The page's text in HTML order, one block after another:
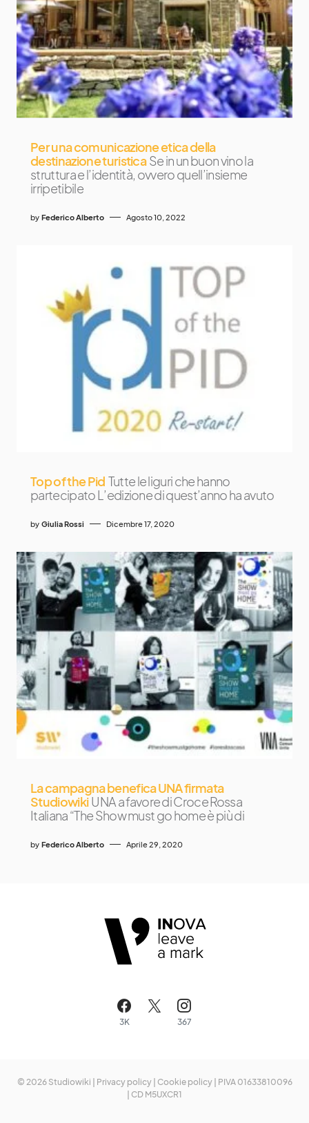
Per una comunicazione etica della
destinazione turistica Se in un buon vino la
struttura e l’identità, ovvero quell’insieme
irripetibile
by Federico Alberto Agosto 10, 2022
Top of the Pid Tutte le liguri che hanno
partecipato L’edizione di quest’anno ha avuto
by Giulia Rossi Dicembre 17, 2020
La campagna benefica UNA firmata
Studiowiki UNA a favore di Croce Rossa
Italiana “The Show must go home è più di
by Federico Alberto Aprile 29, 2020
3K 367
© 2026 Studiowiki | Privacy policy| Cookie policy| PIVA 01633810096
| CD M5UXCR1